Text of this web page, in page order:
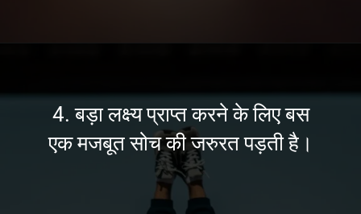
4. बड़ा लक्ष्य प्राप्त करने के लिए बस
एक मजबूत सोच की जरुरत पड़ती है।